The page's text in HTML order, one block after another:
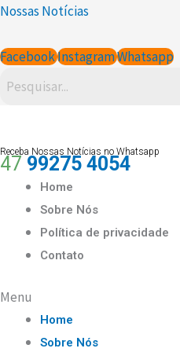
Ir
o
Nossas Notícias
FacebookInstagramWhatsapp
Receba Nossas Notícias no Whatsapp
47 99275 4054
Home
Sobre Nós
Política de privacidade
Contato
Menu
Home
Sobre Nós
Scroll